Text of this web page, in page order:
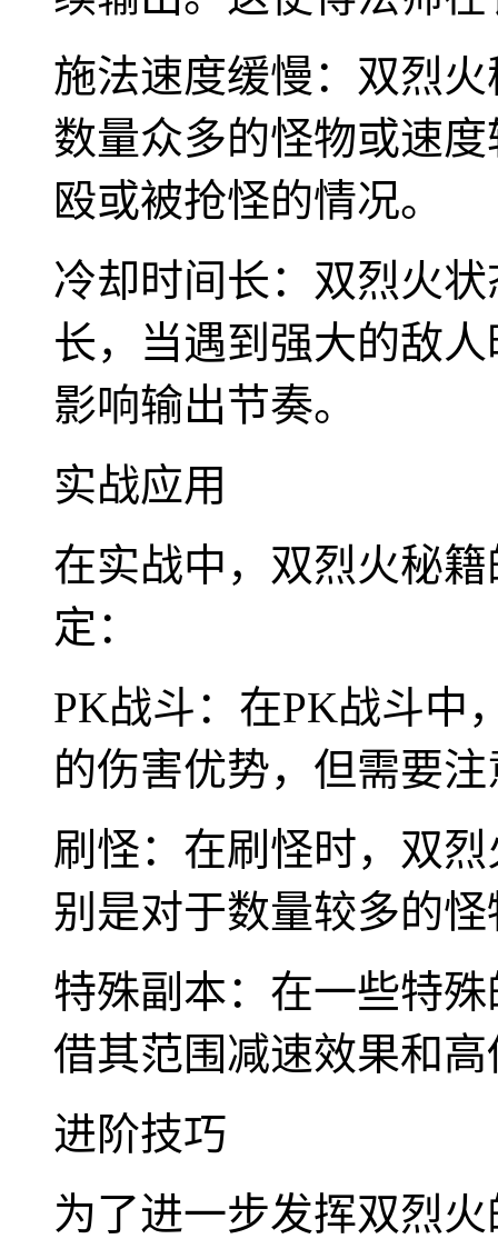
施法速度缓慢：双烈
数量众多的怪物或速
殴或被抢怪的情况。
冷却时间长：双烈火
长，当遇到强大的敌
影响输出节奏。
实战应用
在实战中，双烈火秘
定：
PK战斗：在PK战斗中
的伤害优势，但需要
刷怪：在刷怪时，双
别是对于数量较多的
特殊副本：在一些特
借其范围减速效果和
进阶技巧
为了进一步发挥双烈